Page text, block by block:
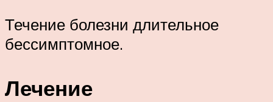
Течение болезни длительное
бессимптомное.
Лечение